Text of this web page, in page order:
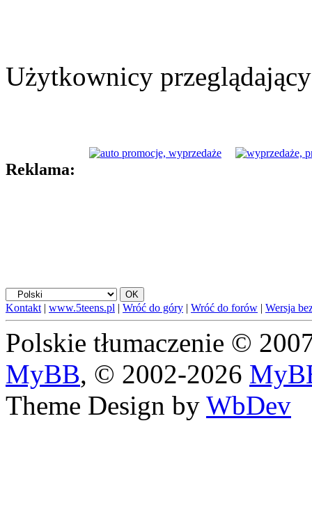
Użytkownicy
Reklama:
Kontakt | www.5teens.pl | Wróć do góry | Wróć do forów | Wersja
Polskie tłumaczenie ©
MyBB, © 2002-2026
Theme Design by WbDev